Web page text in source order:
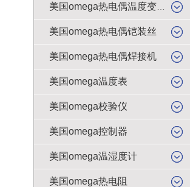
美国omega热电偶铠装丝
美国omega热电偶焊接机
美国omega温度表
美国omega校验仪
美国omega控制器
美国omega温湿度计
美国omega热电阻